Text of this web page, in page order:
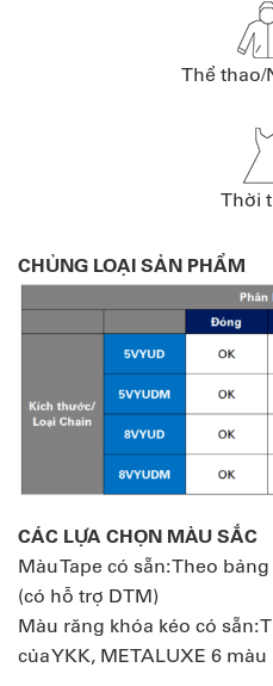
Thể thao/
Thời
CHỦNG LOẠI SẢN PHẨM
CÁC LỰA CHỌN MÀU SẮC
Màu Tape có sẵn: Theo
(có hỗ trợ DTM)
Màu răng khóa kéo có sẵn:
của YKK, METALUXE 6 màu